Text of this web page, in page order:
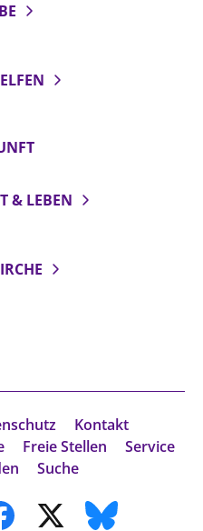
& LEBEN
Kontakt
Freie Stellen
Service
Suche